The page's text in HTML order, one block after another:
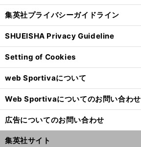
集英社プライバシーガイドライン
SHUEISHA Privacy Guideline
Setting of Cookies
web Sportivaについて
Web Sportivaについてのお問い合わせ
広告についてのお問い合わせ
集英社サイト